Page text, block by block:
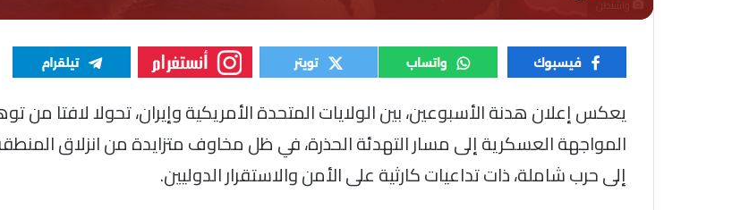
يعكس إعلان هدنة الأسبوعين، بين الولايات المتحدة الأمريكية وإيران، تحولا لافتا من
المواجهة العسكرية إلى مسار التهدئة الحذرة، في ظل مخاوف متزايدة من انزلاق
إلى حرب شاملة، ذات تداعيات كارثية على الأمن والاستقرار الدوليين.